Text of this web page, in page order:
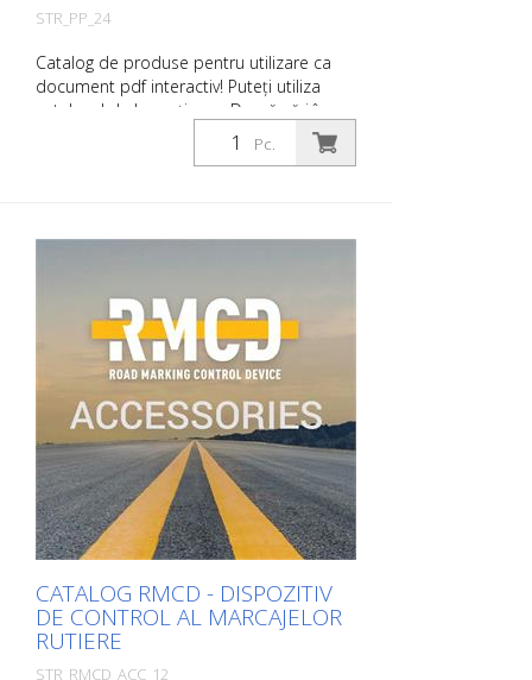
STR_PP_24
Catalog de produse pentru utilizare ca
document pdf interactiv! Puteți utiliza
catalogul de la secțiunea Descărcări în
limba dorită. Dacă aveți nevoie și de
catalogul cu prețuri (numai pentru clienții
imaginea produsului. Veți fi apoi
redirecționat către site-ul nostru. Aici ne
puteți trimite, de asemenea, o cerere de
informații fără caracter obligatoriu. De
asemenea, puteți comanda aceste
informații despre produs în formă tipărită.
Cu toate acestea, vă vom factura costurile
de producție, o taxă de manipulare și
expediere.
Pc.
CATALOG RMCD - DISPOZITIV
DE CONTROL AL MARCAJELOR
RUTIERE
STR_RMCD_ACC_12